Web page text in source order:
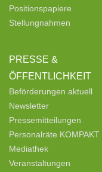
Positionspapiere
Stellungnahmen
PRESSE &
ÖFFENTLICHKEIT
Beförderungen aktuell
Newsletter
Pressemitteilungen
Personalräte KOMPAKT
Mediathek
Veranstaltungen